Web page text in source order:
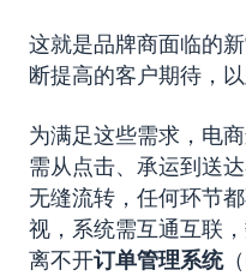
这就是品牌商面临的
断提高的客户期待，
为满足这些需求，电
需从点击、承运到送
无缝流转，任何环节
视，系统需互通互联
离不开订单管理系统